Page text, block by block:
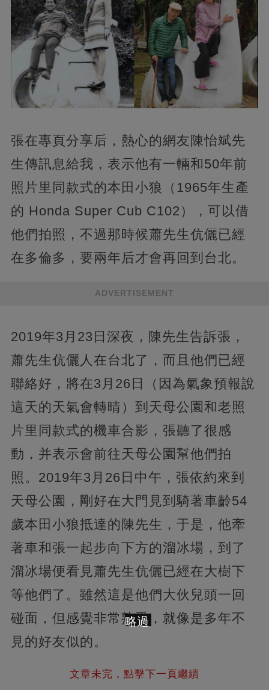
張在專頁分享后，熱心的網友陳怡斌先
生傳訊息給我，表示他有一輛和50年前
照片里同款式的本田小狼（1965年生產
的 Honda Super Cub C102），可以借
他們拍照，不過那時候蕭先生伉儷已經
在多倫多，要兩年后才會再回到台北。
ADVERTISEMENT
2019年3月23日深夜，陳先生告訴張，
蕭先生伉儷人在台北了，而且他們已經
聯絡好，將在3月26日（因為氣象預報說
這天的天氣會轉晴）到天母公園和老照
片里同款式的機車合影，張聽了很感
動，并表示會前往天母公園幫他們拍
照。2019年3月26日中午，張依約來到
天母公園，剛好在大門見到騎著車齡54
歲本田小狼抵達的陳先生，于是，他牽
著車和張一起步向下方的溜冰場，到了
溜冰場便看見蕭先生伉儷已經在大樹下
等他們了。雖然這是他們大伙兒頭一回
碰面，但感覺非常熟悉，就像是多年不
見的好友似的。
文章未完，點擊下一頁繼續
略過